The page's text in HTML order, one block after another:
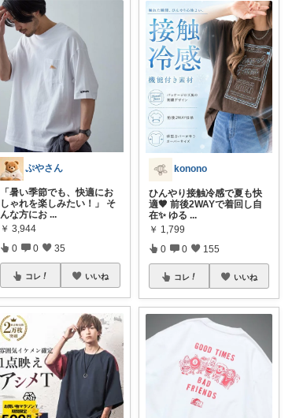
ぷやさん
「暑い季節でも、快適にお
しゃれを楽しみたい！」 そ
んな方にお ...
￥ 3,944
0 0 35
コレ いいね
konono
ひんやり接触冷感で夏も快
適🤎 前後2WAYで着回し自
在✨ ゆる ...
￥ 1,799
0 0 155
コレ いいね